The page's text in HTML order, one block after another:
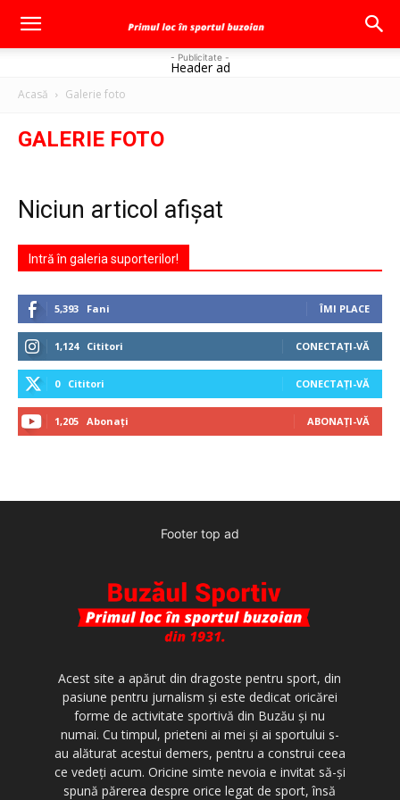
- Publicitate -
Header ad
Acasă Galerie foto
GALERIE FOTO
Niciun articol afișat
Intră în galeria suporterilor!
5,393 Fani ÎMI PLACE
1,124 Cititori CONECTAȚI-VĂ
0 Cititori CONECTAȚI-VĂ
1,205 Abonați ABONAȚI-VĂ
Footer top ad
Acest site a apărut din dragoste pentru sport, din
pasiune pentru jurnalism şi este dedicat oricărei
forme de activitate sportivă din Buzău şi nu
numai. Cu timpul, prieteni ai mei şi ai sportului s-
au alăturat acestui demers, pentru a construi ceea
ce vedeţi acum. Oricine simte nevoia e invitat să-şi
spună părerea despre orice legat de sport, însă